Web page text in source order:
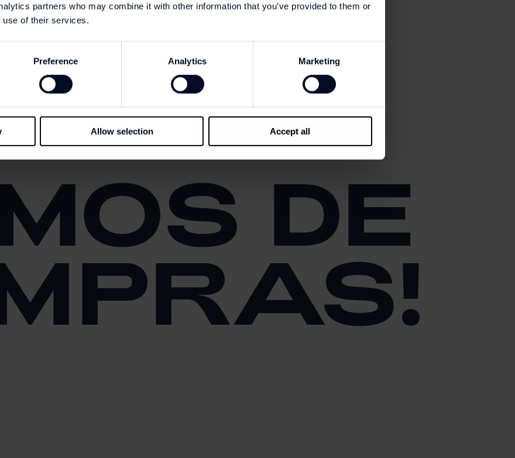
partners who may combine it with other information that you’ve provided to them or
use of their services.
Preference Analytics Marketing
Allow selection Accept all
¿No puedes esperar a conseguir las mejores ofertas?
DE